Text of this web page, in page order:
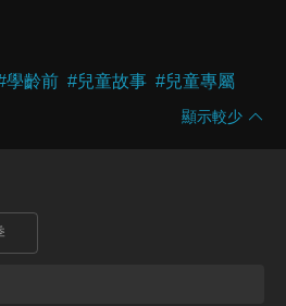
學齡前 #兒童故事 #兒童專屬
顯示較少